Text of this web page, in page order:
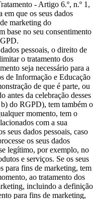
- Artigo 6.º, n.º 1,
que os seus dados
marketing do
base no seu consentimento
pessoais, o direito de
o tratamento dos
seja necessário para a
de Informação e Educação
de que é parte, ou
antes da celebração desses
do RGPD), tem também o
momento, tem o
com a sua
seus dados pessoais, caso
os seus dados
legítimo, por exemplo, no
e serviços. Se os seus
para fins de marketing, tem
ao tratamento dos
incluindo a definição
para fins de marketing,